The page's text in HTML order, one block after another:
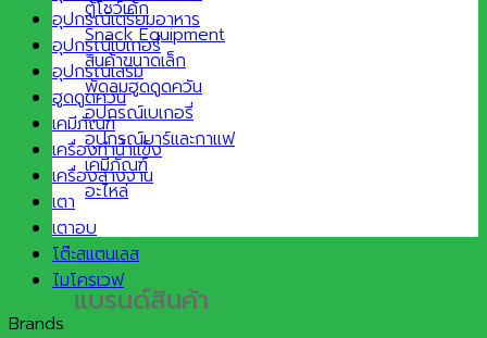
ตู้โชว์เค้ก
Snack Equipment
สินค้าขนาดเล็ก
พัดลมฮูดดูดควัน
อุปกรณ์เบเกอรี่
อุปกรณ์บาร์และกาแฟ
เคมีภัณฑ์
อะไหล่
แบรนด์สินค้า
อุปกรณ์เตรียมอาหาร
อุปกรณ์เบเกอรี่
อุปกรณ์เสริม
ฮูดดูดควัน
เคมีภัณฑ์
เครื่องทำน้ำแข็ง
เครื่องล้างจาน
เตา
เตาอบ
โต๊ะสแตนเลส
ไมโครเวฟ
Brands